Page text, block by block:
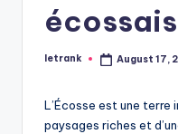
écossais
Posted
letrank August 17,
L’Écosse est une terre
paysages riches et